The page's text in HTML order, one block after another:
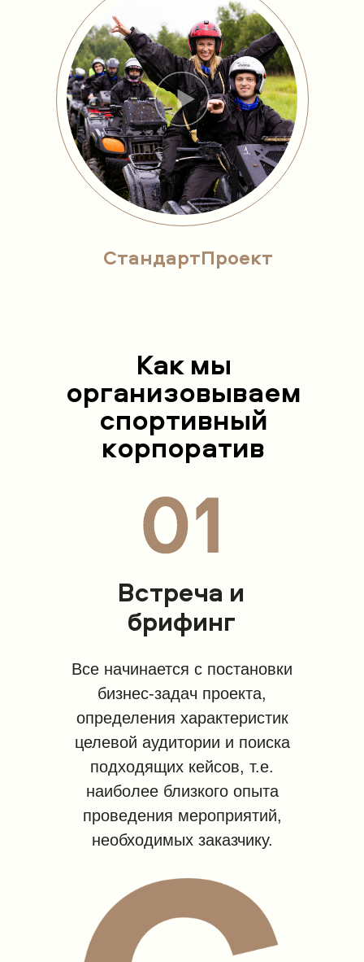
СтандартПроект
Встреча и
брифинг
Все начинается с постановки
бизнес-задач проекта,
определения характеристик
целевой аудитории и поиска
подходящих кейсов, т.е.
наиболее близкого опыта
проведения мероприятий,
необходимых заказчику.
Как мы
организовываем
спортивный
корпоратив